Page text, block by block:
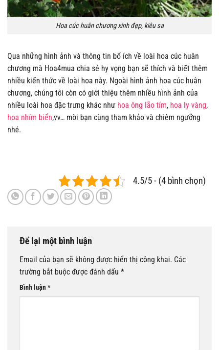
Hoa cúc huân chương xinh đẹp, kiêu sa
Qua những hình ảnh và thông tin bổ ích về loài hoa cúc huân
chương mà Hoa4mua chia sẻ hy vọng bạn sẽ thích và biết thêm
nhiều kiến thức về loài hoa này. Ngoài hình ảnh hoa cúc huân
chương, chúng tôi còn có giới thiệu thêm nhiều hình ảnh của
nhiều loài hoa đặc trưng khác như hoa ông lão tím, hoa ly vàng,
hoa nhím biển,vv… mời bạn cùng tham khảo và chiêm ngưỡng
nhé.
4.5/5 - (4 bình chọn)
Để lại một bình luận
Email của bạn sẽ không được hiển thị công khai. Các
trường bắt buộc được đánh dấu *
Bình luận*